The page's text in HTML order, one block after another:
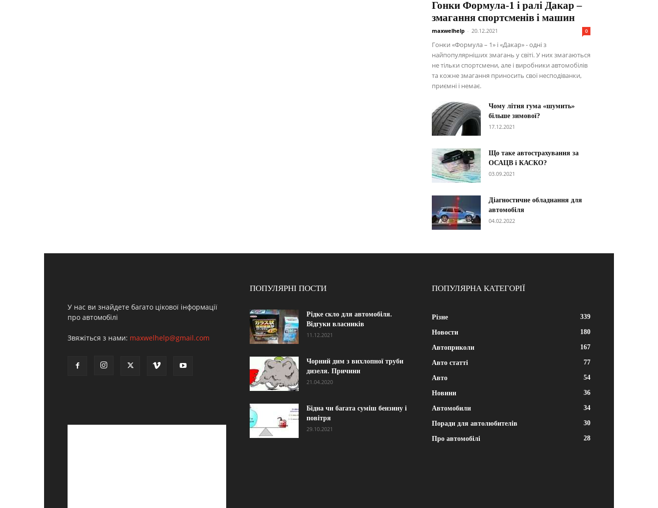
Гонки Формула-1 і ралі Дакар –
змагання спортсменів і машин
maxwelhelp - 20.12.2021 0
Гонки «Формула – 1» і «Дакар» - одні з
найпопулярніших змагань у світі. У них змагаються
не тільки спортсмени, але і виробники автомобілів
та кожне змагання приносить свої несподіванки,
приємні і немає.
Чому літня гума «шумить»
більше зимової?
17.12.2021
Що таке автострахування за
ОСАЦВ і КАСКО?
03.09.2021
Діагностичне обладнання для
автомобіля
04.02.2022
У нас ви знайдете багато цікової інформації
про автомобілі
Звяжіться з нами: maxwelhelp@gmail.com
ПОПУЛЯРНІ ПОСТИ
Рідке скло для автомобіля.
Відгуки власників
11.12.2021
Чорний дим з вихлопної труби
дизеля. Причини
21.04.2020
Бідна чи багата суміш бензину і
повітря
29.10.2021
ПОПУЛЯРНА КАТЕГОРІЇ
Різне 339
Новости 180
Автоприколи 167
Авто статті 77
Авто 54
Новини 36
Автомобили 34
Поради для автолюбителів 30
Про автомобілі 28